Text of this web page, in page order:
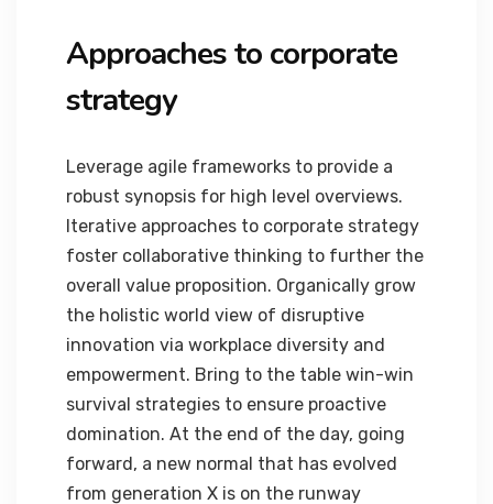
Approaches to corporate
strategy
Leverage agile frameworks to provide a
robust synopsis for high level overviews.
Iterative approaches to corporate strategy
foster collaborative thinking to further the
overall value proposition. Organically grow
the holistic world view of disruptive
innovation via workplace diversity and
empowerment. Bring to the table win-win
survival strategies to ensure proactive
domination. At the end of the day, going
forward, a new normal that has evolved
from generation X is on the runway